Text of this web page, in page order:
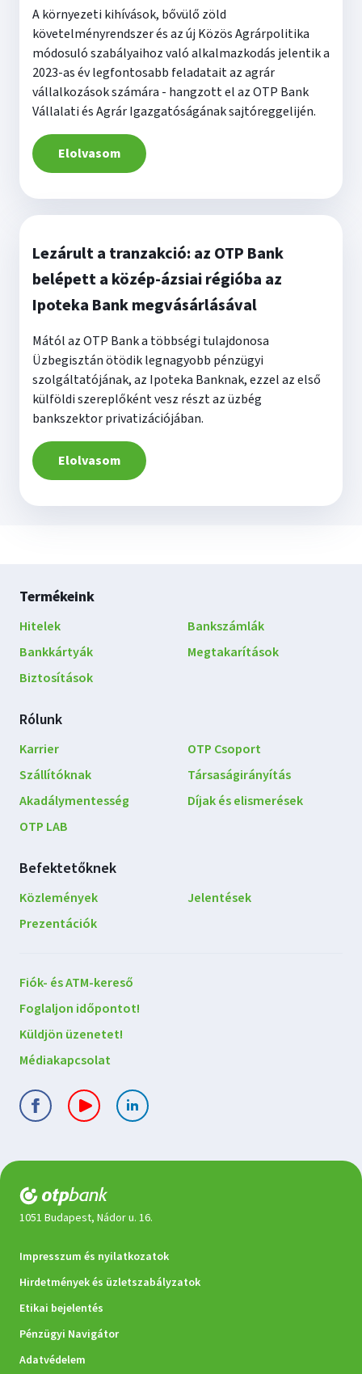
A környezeti kihívások, bővülő zöld
követelményrendszer és az új Közös Agrárpolitika
módosuló szabályaihoz való alkalmazkodás jelentik a
2023-as év legfontosabb feladatait az agrár
vállalkozások számára - hangzott el az OTP Bank
Vállalati és Agrár Igazgatóságának sajtóreggelijén.
Elolvasom
Lezárult a tranzakció: az OTP Bank
belépett a közép-ázsiai régióba az
Ipoteka Bank megvásárlásával
Mától az OTP Bank a többségi tulajdonosa
Üzbegisztán ötödik legnagyobb pénzügyi
szolgáltatójának, az Ipoteka Banknak, ezzel az első
külföldi szereplőként vesz részt az üzbég
bankszektor privatizációjában.
Elolvasom
Lábléc
navigáció
Termékeink
Hitelek
Bankszámlák
Bankkártyák
Megtakarítások
Biztosítások
Rólunk
Karrier
Szállítóknak
Akadálymentesség
OTP LAB
OTP Csoport
Társaságirányítás
Díjak és elismerések
Befektetőknek
Közlemények
Jelentések
Prezentációk
Lépjen
kapcsolatba
velünk
Fiók- és ATM-kereső
Foglaljon időpontot!
Küldjön üzenetet!
Médiakapcsolat
1051 Budapest, Nádor u. 16.
Jogi
dokumentumok
Impresszum és nyilatkozatok
Hirdetmények és üzletszabályzatok
Etikai bejelentés
Pénzügyi Navigátor
Adatvédelem